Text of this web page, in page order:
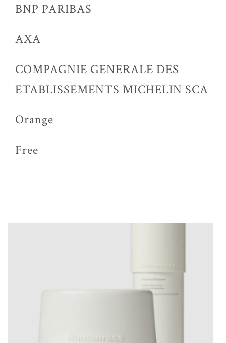
BNP PARIBAS
AXA
COMPAGNIE GENERALE DES
ETABLISSEMENTS MICHELIN SCA
Orange
Free